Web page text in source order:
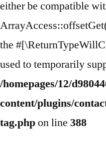
either be compatible
the
used to temporarily
/homepages/12/
content/plugins/
tag.phpon line 388